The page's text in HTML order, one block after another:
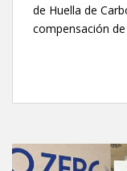
de Huella de
compensación